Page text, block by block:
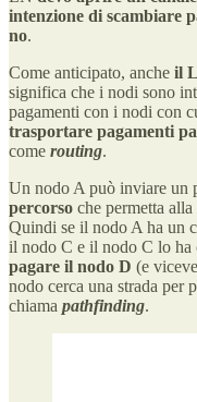
intenzione di scambiare
no.
Come anticipato, anche il
significa che i nodi sono
pagamenti con i nodi con
trasportare pagamenti
come routing.
Un nodo A può inviare un
percorso che permetta
Quindi se il nodo A ha un
il nodo C e il nodo C lo ha
pagare il nodo D (e
nodo cerca una strada per
chiama pathfinding.